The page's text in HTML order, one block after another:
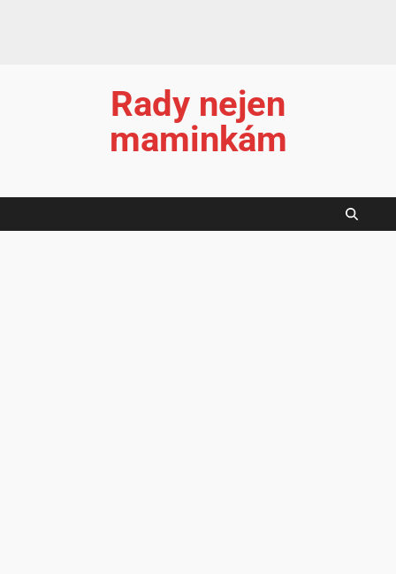
Rady nejen
maminkám